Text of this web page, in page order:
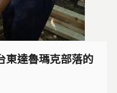
東達魯瑪克部落的